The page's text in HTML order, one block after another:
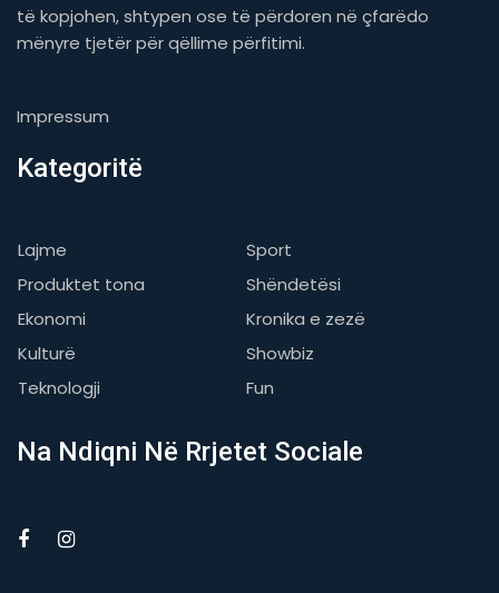
të kopjohen, shtypen ose të përdoren në çfarëdo
mënyre tjetër për qëllime përfitimi.
Impressum
Kategoritë
Lajme
Sport
Produktet tona
Shëndetësi
Ekonomi
Kronika e zezë
Kulturë
Showbiz
Teknologji
Fun
Na Ndiqni Në Rrjetet Sociale